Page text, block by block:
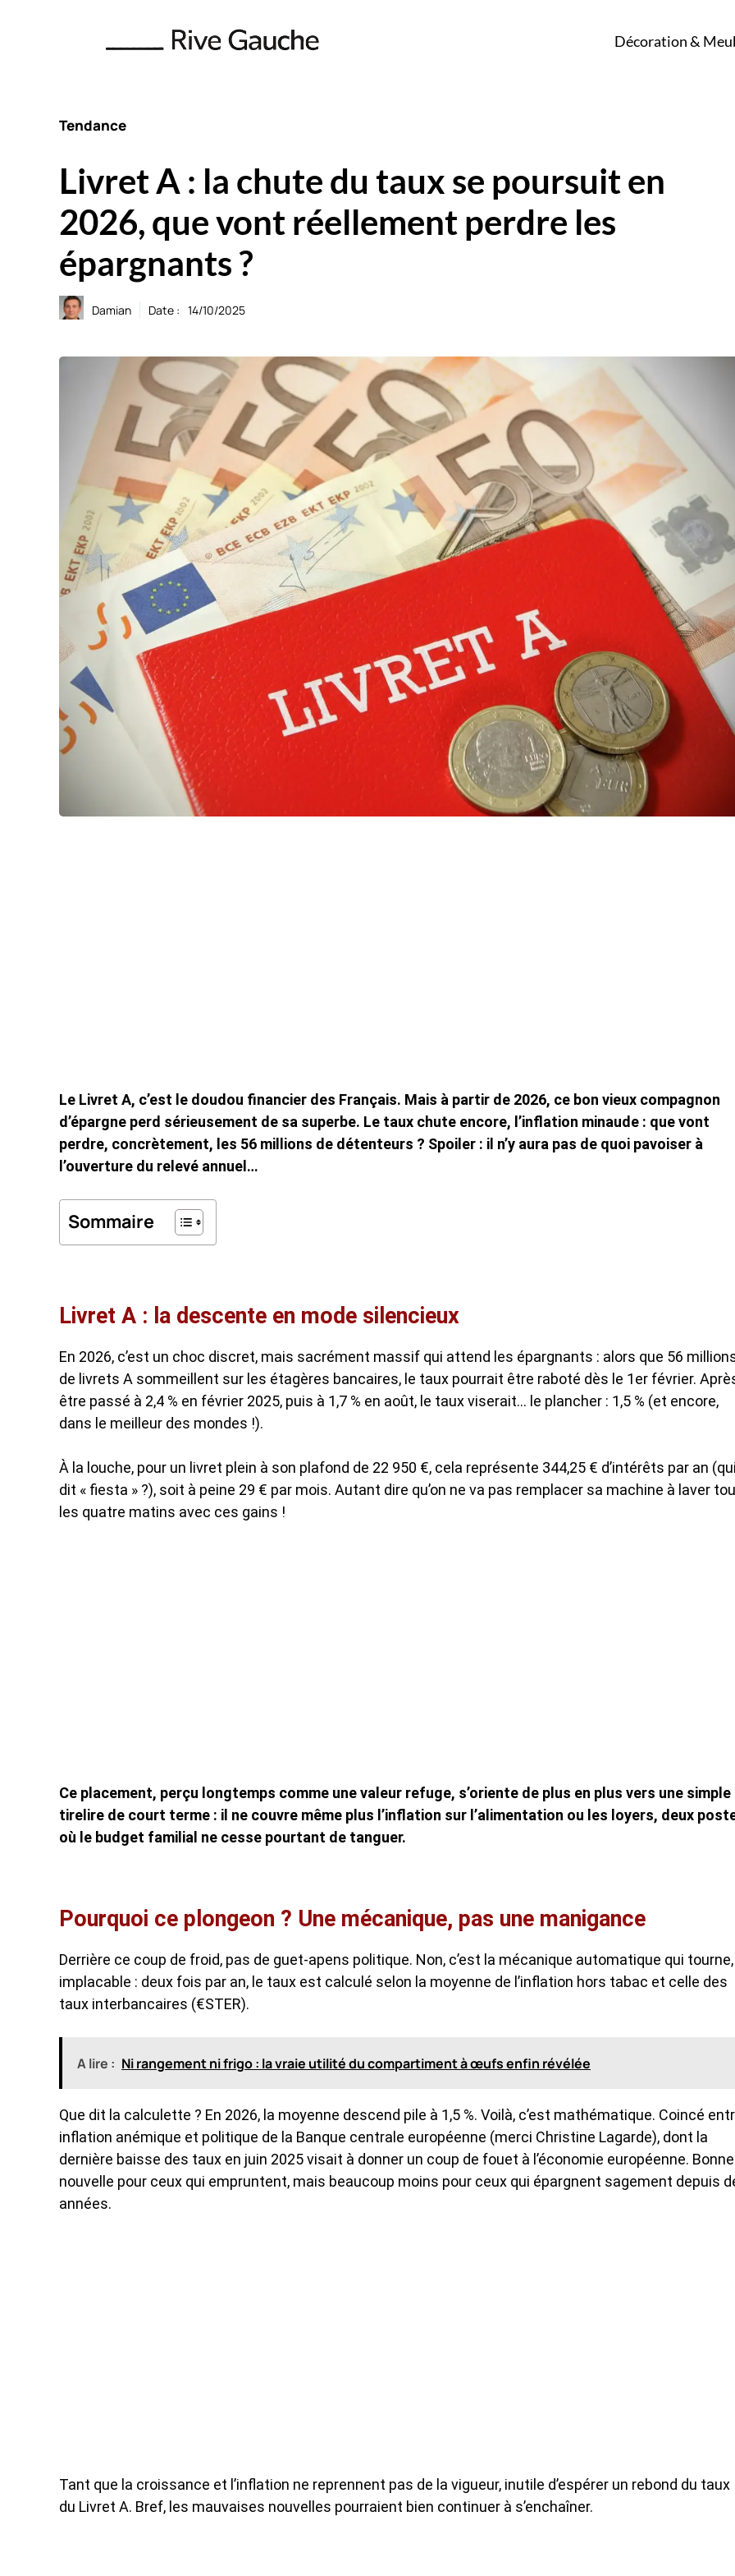
Décoration &
Tendance
Livret A : la chute du taux se poursuit en
2026, que vont réellement perdre les
épargnants ?
Damian Date : 14/10/2025
Le Livret A, c’est le doudou financier des Français. Mais à partir de 2026, ce bon vieux compagnon
d’épargne perd sérieusement de sa superbe. Le taux chute encore, l’inflation minaude : que vont
perdre, concrètement, les 56 millions de détenteurs ? Spoiler : il n’y aura pas de quoi pavoiser à
l’ouverture du relevé annuel…
Sommaire
Livret A : la descente en mode silencieux
En 2026, c’est un choc discret, mais sacrément massif qui attend les épargnants : alors que 56
de livrets A sommeillent sur les étagères bancaires, le taux pourrait être raboté dès le 1er février.
être passé à 2,4 % en février 2025, puis à 1,7 % en août, le taux viserait… le plancher : 1,5 % (et encore,
dans le meilleur des mondes !).
À la louche, pour un livret plein à son plafond de 22 950 €, cela représente 344,25 € d’intérêts par an
dit « fiesta » ?), soit à peine 29 € par mois. Autant dire qu’on ne va pas remplacer sa machine à laver
les quatre matins avec ces gains !
Ce placement, perçu longtemps comme une valeur refuge, s’oriente de plus en plus vers une simple
tirelire de court terme : il ne couvre même plus l’inflation sur l’alimentation ou les loyers, deux
où le budget familial ne cesse pourtant de tanguer.
Pourquoi ce plongeon ? Une mécanique, pas une manigance
Derrière ce coup de froid, pas de guet-apens politique. Non, c’est la mécanique automatique qui tourne,
implacable : deux fois par an, le taux est calculé selon la moyenne de l’inflation hors tabac et celle des
taux interbancaires (€STER).
A lire : Ni rangement ni frigo : la vraie utilité du compartiment à œufs enfin révélée
Que dit la calculette ? En 2026, la moyenne descend pile à 1,5 %. Voilà, c’est mathématique. Coincé
inflation anémique et politique de la Banque centrale européenne (merci Christine Lagarde), dont la
dernière baisse des taux en juin 2025 visait à donner un coup de fouet à l’économie européenne. Bonne
nouvelle pour ceux qui empruntent, mais beaucoup moins pour ceux qui épargnent sagement depuis
années.
Tant que la croissance et l’inflation ne reprennent pas de la vigueur, inutile d’espérer un rebond du taux
du Livret A. Bref, les mauvaises nouvelles pourraient bien continuer à s’enchaîner.